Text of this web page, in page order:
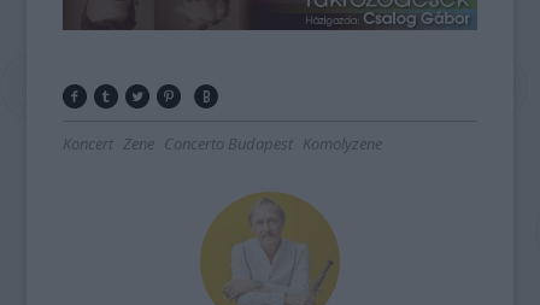
Koncert Zene Concerto Budapest Komolyzene